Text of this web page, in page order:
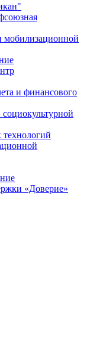
мобилизационной
и финансового
«Доверие»